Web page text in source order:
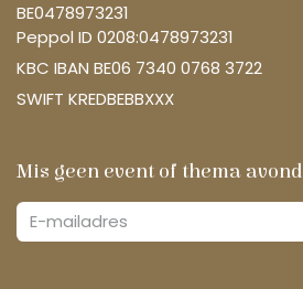
BE0478973231
Peppol ID 0208:0478973231
KBC IBAN BE06 7340 0768 3722
SWIFT KREDBEBBXXX
Mis geen event of thema avond